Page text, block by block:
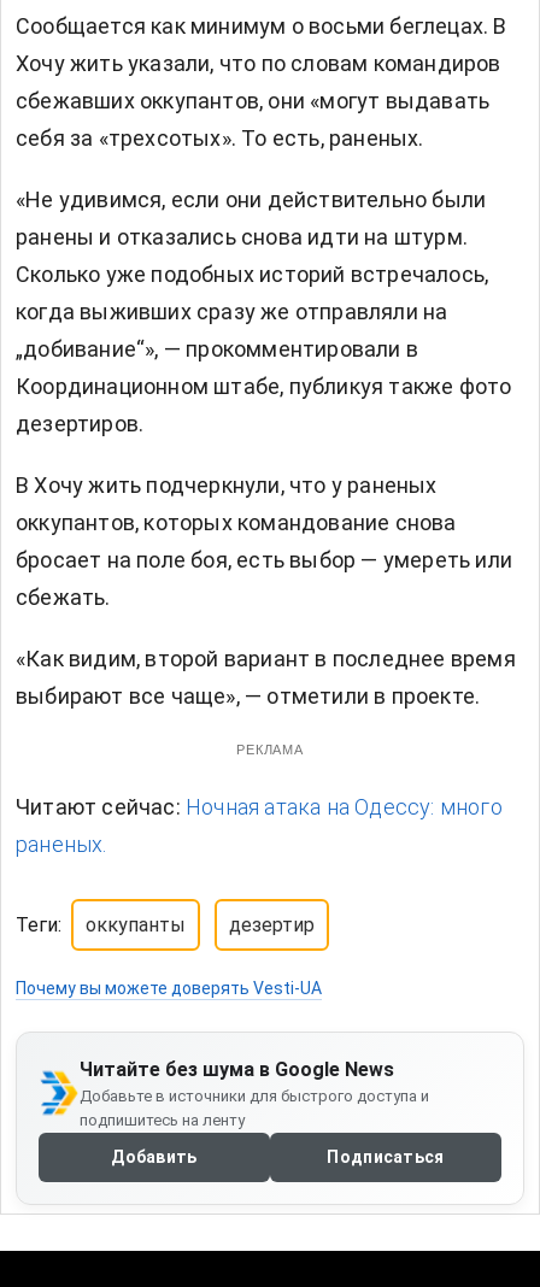
Сообщается как минимум о восьми беглецах. В
Хочу жить указали, что по словам командиров
сбежавших оккупантов, они «могут выдавать
себя за «трехсотых». То есть, раненых.
«Не удивимся, если они действительно были
ранены и отказались снова идти на штурм.
Сколько уже подобных историй встречалось,
когда выживших сразу же отправляли на
„добивание“», — прокомментировали в
Координационном штабе, публикуя также фото
дезертиров.
В Хочу жить подчеркнули, что у раненых
оккупантов, которых командование снова
бросает на поле боя, есть выбор — умереть или
сбежать.
«Как видим, второй вариант в последнее время
выбирают все чаще», — отметили в проекте.
РЕКЛАМА
Читают сейчас: Ночная атака на Одессу: много
раненых.
Теги: оккупанты дезертир
Почему вы можете доверять Vesti-UA
Читайте без шума в Google News
Добавьте в источники для быстрого доступа и
подпишитесь на ленту
Добавить Подписаться